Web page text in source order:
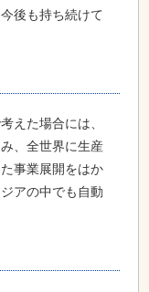
後も持ち続けて
えた場合には、
、全世界に生産
事業展開をはか
アの中でも自動